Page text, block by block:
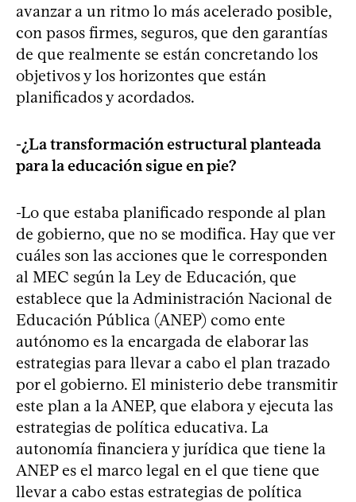
avanzar a un ritmo lo más acelerado posible,
con pasos firmes, seguros, que den garantías
de que realmente se están concretando los
objetivos y los horizontes que están
planificados y acordados.
-¿La transformación estructural planteada
para la educación sigue en pie?
-Lo que estaba planificado responde al plan
de gobierno, que no se modifica. Hay que ver
cuáles son las acciones que le corresponden
al MEC según la Ley de Educación, que
establece que la Administración Nacional de
Educación Pública (ANEP) como ente
autónomo es la encargada de elaborar las
estrategias para llevar a cabo el plan trazado
por el gobierno. El ministerio debe transmitir
este plan a la ANEP, que elabora y ejecuta las
estrategias de política educativa. La
autonomía financiera y jurídica que tiene la
ANEP es el marco legal en el que tiene que
llevar a cabo estas estrategias de política